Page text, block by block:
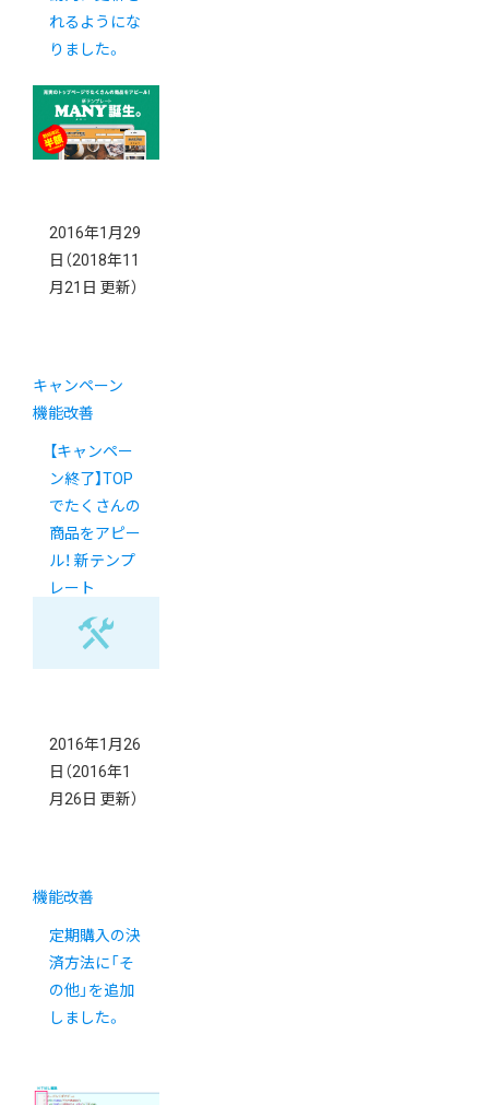
れるようにな
りました。
2016年1月29
日 （2018年11
月21日 更新）
キャンペーン
機能改善
【キャンペー
ン終了】TOP
でたくさんの
商品をアピー
ル！ 新テンプ
レート
「MANY」のご
2016年1月26
日 （2016年1
月26日 更新）
機能改善
定期購入の決
済方法に「そ
の他」を追加
しました。